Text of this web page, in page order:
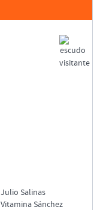
Julio Salinas
Vitamina Sánchez